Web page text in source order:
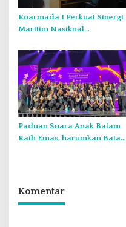
Koarmada I Perkuat Sinergi
Maritim Nasiknal
Melalui Rakor Pengamanan
Laut Natuna Utara
Paduan Suara Anak Batam
Raih Emas, harumkan Batam
Komentar